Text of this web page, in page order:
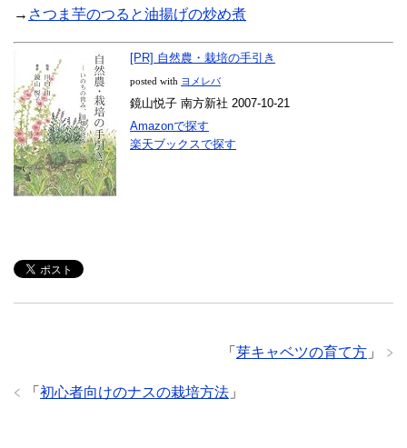
→ さつま芋のつると油揚げの炒め煮
[PR] 自然農・栽培の手引き
posted with ヨメレバ
鏡山悦子 南方新社 2007-10-21
Amazonで探す
楽天ブックスで探す
「 芽キャベツの育て方 」
「 初心者向けのナスの栽培方法 」